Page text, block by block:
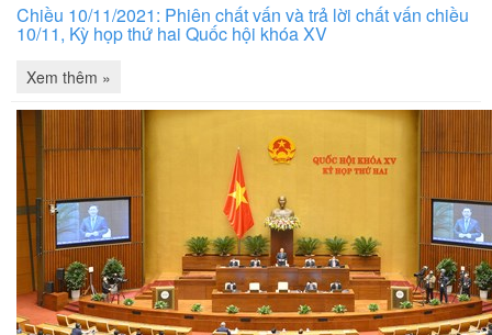
Chiều 10/11/2021: Phiên chất vấn và trả lời chất vấn chiều
10/11, Kỳ họp thứ hai Quốc hội khóa XV
Xem thêm »